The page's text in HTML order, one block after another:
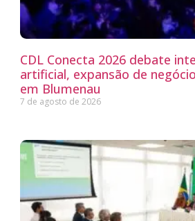
CDL Conecta 2026 debate
artificial, expansão de
em Blumenau
7 de agosto de 2026